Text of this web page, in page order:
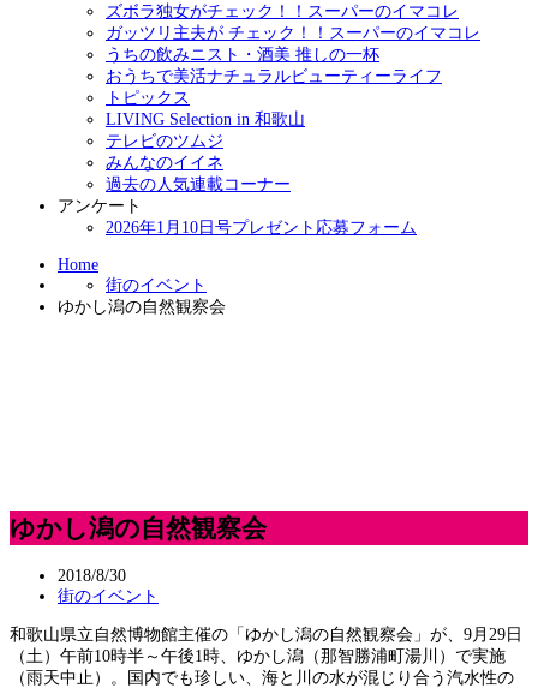
ズボラ独女がチェック！！スーパーのイマコレ
ガッツリ主夫が チェック！！スーパーのイマコレ
うちの飲みニスト・酒美 推しの一杯
おうちで美活ナチュラルビューティーライフ
トピックス
LIVING Selection in 和歌山
テレビのツムジ
みんなのイイネ
過去の人気連載コーナー
アンケート
2026年1月10日号プレゼント応募フォーム
Home
街のイベント
ゆかし潟の自然観察会
ゆかし潟の自然観察会
2018/8/30
街のイベント
和歌山県立自然博物館主催の「ゆかし潟の自然観察会」が、9月29日
（土）午前10時半～午後1時、ゆかし潟（那智勝浦町湯川）で実施
（雨天中止）。国内でも珍しい、海と川の水が混じり合う汽水性の